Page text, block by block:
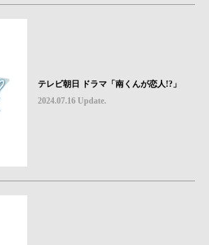
テレビ朝日 ドラマ「南くんが恋人!?」
2024.07.16 Update.